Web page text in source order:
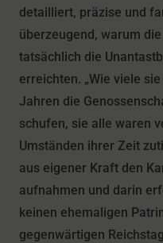
detailliert, präzise und
überzeugend, warum
tatsächlich die
erreichten. „Wie viele
Jahren die
schufen, sie alle waren
Umständen ihrer Zeit
aus eigener Kraft den
aufnahmen und darin
keinen ehemaligen
gegenwärtigen